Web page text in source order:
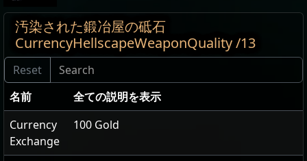
汚染された鍛冶屋の砥石
CurrencyHellscapeWeaponQuality /13
名前
全ての説明を表示
Currency
Exchange
100 Gold